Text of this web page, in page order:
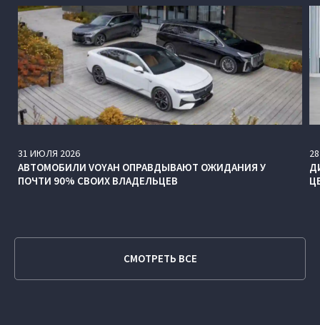
31 ИЮЛЯ 2026
АВТОМОБИЛИ VOYAH ОПРАВДЫВАЮТ ОЖИДАНИЯ У
ПОЧТИ 90% СВОИХ ВЛАДЕЛЬЦЕВ
28
СМОТРЕТЬ ВСЕ